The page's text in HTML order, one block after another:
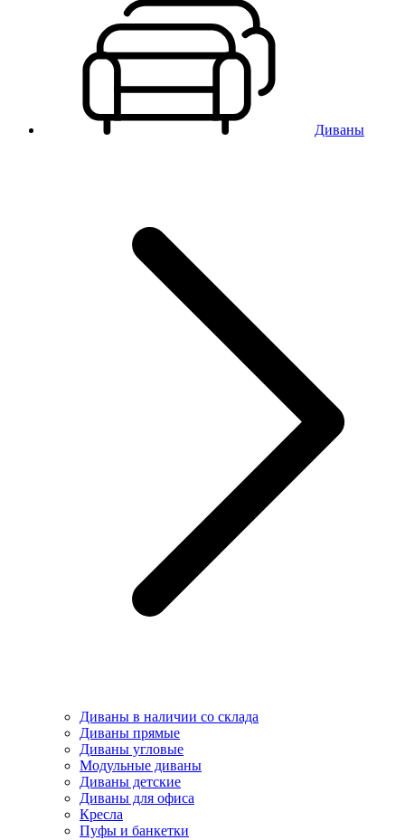
Диваны
Диваны в наличии со склада
Диваны прямые
Диваны угловые
Модульные диваны
Диваны детские
Диваны для офиса
Кресла
Пуфы и банкетки